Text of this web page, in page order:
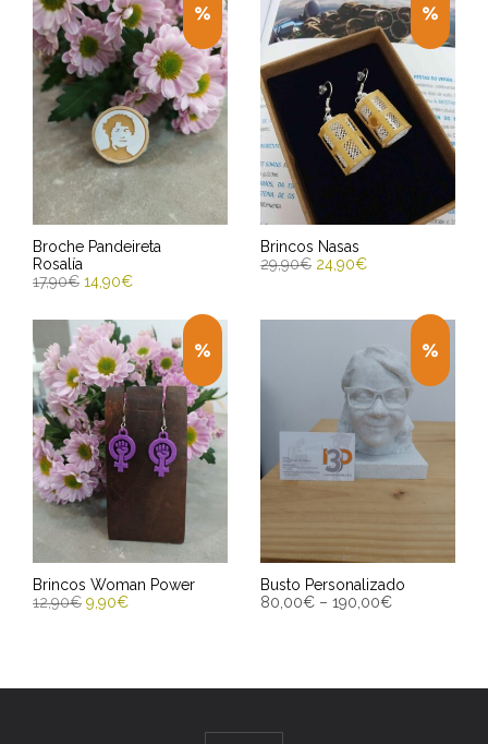
Entrega Estimada entre
11/08/2026 - 13/08/2026
Entrega Estimada entre
11/08/2026 - 13/08/2026
Broche Pandeireta
Rosalía
17,90€ 14,90€
SELECCIONAR OPCIÓNS
Entrega Estimada entre
11/08/2026 - 13/08/2026
Brincos Nasas
29,90€ 24,90€
Entrega Estimada entre
11/08/2026 - 13/08/2026
Brincos Woman Power
12,90€ 9,90€
Busto Personalizado
80,00€ – 190,00€